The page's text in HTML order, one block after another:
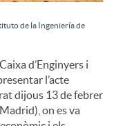
de la Ingeniería de
d’Enginyers i
l’acte
dijous 13 de febrer
on es va